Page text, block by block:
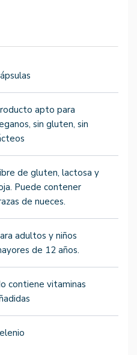
apto para
sin gluten, sin
de gluten, lactosa y
Puede contener
de nueces.
adultos y niños
de 12 años.
contiene vitaminas